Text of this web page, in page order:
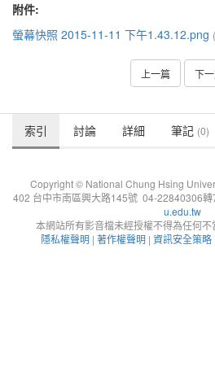
附件:
螢幕快照 2015-11-11 下午1.43.12.png
上一篇 下
索引 討論 詳細 筆記 (0)
Copyright © National Chung Hsing
402 台中市南區興大路145號 04-22840306
u.edu.tw
本網站所有影音檔未經授權不得為任何
隱私權聲明 | 著作權聲明 | 資訊安全策略